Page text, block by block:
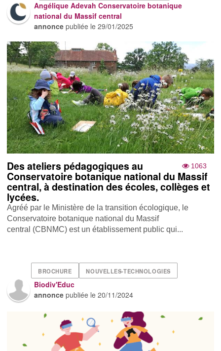
Angélique Adevah Conservatoire botanique
national du Massif central
annonce publiée le29/01/2025
1063
Des ateliers pédagogiques au
Conservatoire botanique national du Massif
central, à destination des écoles, collèges et
lycées.
Agréé par le Ministère de la transition écologique, le
Conservatoire botanique national du Massif
central (CBNMC) est un établissement public qui...
BROCHURE NOUVELLES-TECHNOLOGIES
Biodiv'Educ
annonce publiée le20/11/2024